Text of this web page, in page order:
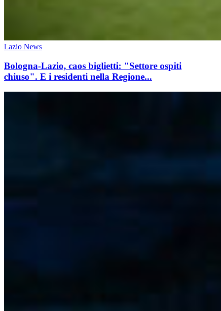
Lazio News
Bologna-Lazio, caos biglietti: "Settore ospiti
chiuso". E i residenti nella Regione...